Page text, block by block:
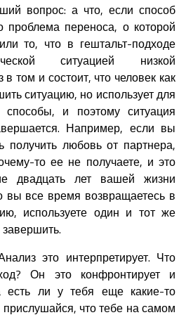
вопрос: а что, если способ
проблема переноса, о которой
то, что в гештальт-подходе
ситуацией низкой
в том и состоит, что человек как
ситуацию, но использует для
и поэтому ситуация
Например, если вы
получить любовь от партнера,
то ее не получаете, и это
двадцать лет вашей жизни
вы все время возвращаетесь в
используете один и тот же
это интерпретирует. Что
Он это конфронтирует и
есть ли у тебя еще какие-то
что тебе на самом